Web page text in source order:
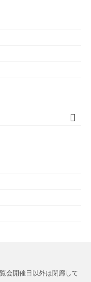
会開催日以外は閉廊して